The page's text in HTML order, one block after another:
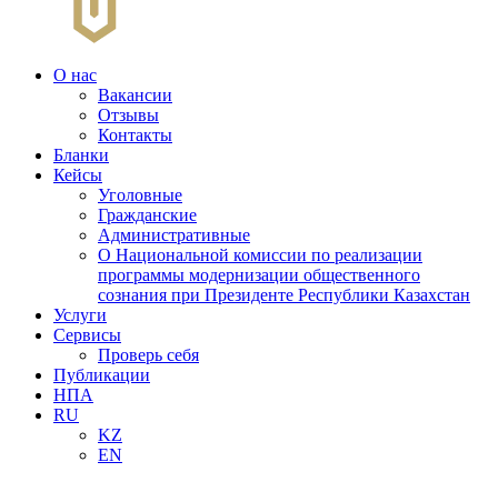
О нас
Вакансии
Отзывы
Контакты
Бланки
Кейсы
Уголовные
Гражданские
Административные
О Национальной комиссии по реализации
программы модернизации общественного
сознания при Президенте Республики Казахстан
Услуги
Сервисы
Проверь себя
Публикации
НПА
RU
KZ
EN